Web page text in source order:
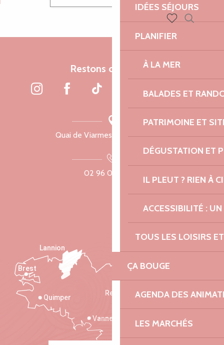
IDÉES SÉJOURS
PLANIFIER
À LA MER
BALADES ET
PATRIMOINE ET
DÉGUSTATION ET
IL PLEUT ? RIEN À
ACCESSIBILITÉ :
TOUS LES LOISIRS
ÇA BOUGE
AGENDA DES
LES MARCHÉS
Voir les favoris
Restons connectés
Quai de Viarmes, 22300 Lannion
02 96 05 60 70
Saint-Malo
Rennes
Vannes
Quimper
Lannion
Brest